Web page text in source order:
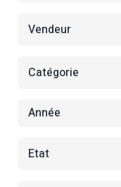
Vendeur
Catégorie
Année
Etat